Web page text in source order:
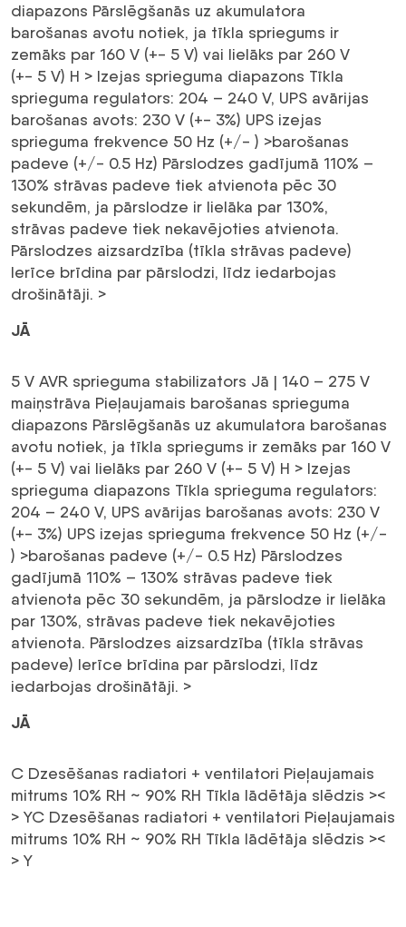
diapazons Pārslēgšanās uz akumulatora
barošanas avotu notiek, ja tīkla spriegums ir
zemāks par 160 V (+- 5 V) vai lielāks par 260 V
(+- 5 V) H > Izejas sprieguma diapazons Tīkla
sprieguma regulators: 204 – 240 V, UPS avārijas
barošanas avots: 230 V (+- 3%) UPS izejas
sprieguma frekvence 50 Hz (+/- ) >barošanas
padeve (+/- 0.5 Hz) Pārslodzes gadījumā 110% –
130% strāvas padeve tiek atvienota pēc 30
sekundēm, ja pārslodze ir lielāka par 130%,
strāvas padeve tiek nekavējoties atvienota.
Pārslodzes aizsardzība (tīkla strāvas padeve)
Ierīce brīdina par pārslodzi, līdz iedarbojas
drošinātāji. >
JĀ
5 V AVR sprieguma stabilizators Jā | 140 – 275 V
maiņstrāva Pieļaujamais barošanas sprieguma
diapazons Pārslēgšanās uz akumulatora barošanas
avotu notiek, ja tīkla spriegums ir zemāks par 160 V
(+- 5 V) vai lielāks par 260 V (+- 5 V) H > Izejas
sprieguma diapazons Tīkla sprieguma regulators:
204 – 240 V, UPS avārijas barošanas avots: 230 V
(+- 3%) UPS izejas sprieguma frekvence 50 Hz (+/-
) >barošanas padeve (+/- 0.5 Hz) Pārslodzes
gadījumā 110% – 130% strāvas padeve tiek
atvienota pēc 30 sekundēm, ja pārslodze ir lielāka
par 130%, strāvas padeve tiek nekavējoties
atvienota. Pārslodzes aizsardzība (tīkla strāvas
padeve) Ierīce brīdina par pārslodzi, līdz
iedarbojas drošinātāji. >
JĀ
C Dzesēšanas radiatori + ventilatori Pieļaujamais
mitrums 10% RH ~ 90% RH Tīkla lādētāja slēdzis ><
> YC Dzesēšanas radiatori + ventilatori Pieļaujamais
mitrums 10% RH ~ 90% RH Tīkla lādētāja slēdzis ><
> Y